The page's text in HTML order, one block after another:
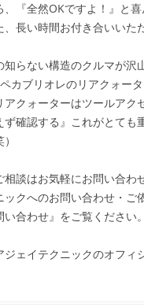
『全然OKですよ！』と
長い時間お付き合いいた
らない構造のクルマが沢
カブリオレのリアクォー
アクォーターはツールア
確認する』これがとても
談はお気軽にお問い合わ
クへのお問い合わせ・
合わせ』をご覧ください。
ェイテクニックのオフィ